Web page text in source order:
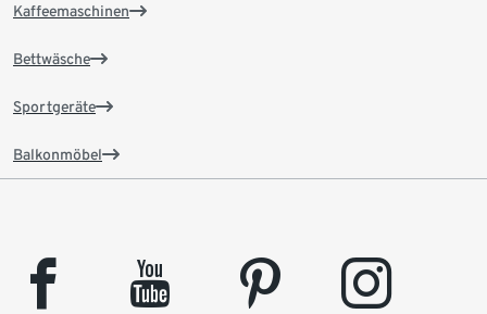
Kaffeemaschinen
Bettwäsche
Sportgeräte
Balkonmöbel
facebook youtube pinterest instagram